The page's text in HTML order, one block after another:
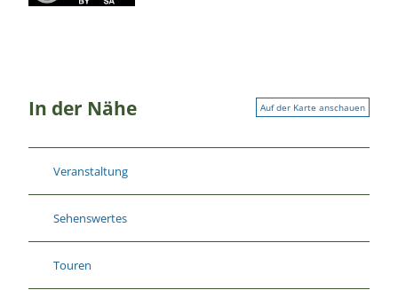
In der Nähe Auf der Karte anschauen
Veranstaltung
Sehenswertes
Touren